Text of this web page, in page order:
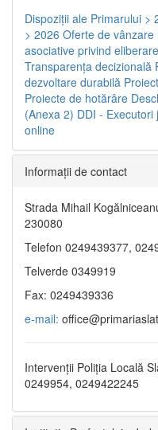
Dispoziţii ale Primarului >
> 2026 Oferte de
asociative privind
Transparenţa decizională
dezvoltare durabilă
Proiecte de hotărâre
(Anexa 2) DDI - Executori
online
Informaţii de contact
Strada Mihail
230080
Telefon 0249439377,
Telverde 0349919
Fax: 0249439336
e-mail:
Intervenții Poliția Locală
0249954, 0249422245